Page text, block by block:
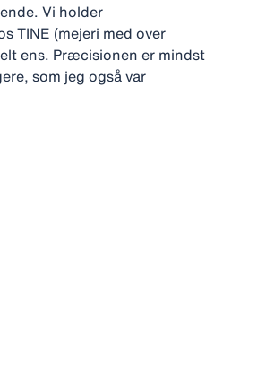
Vi holder
TINE (mejeri med over
ens. Præcisionen er mindst
som jeg også var